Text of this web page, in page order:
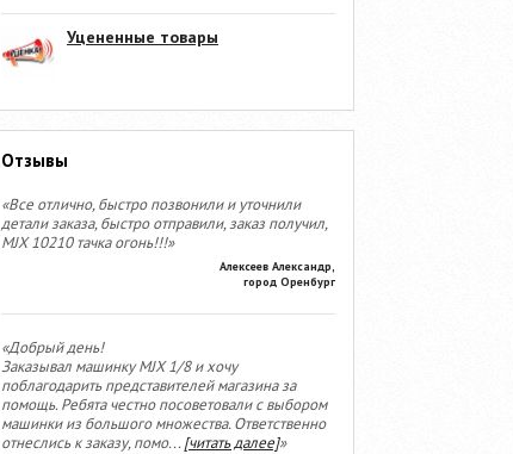
Уцененные товары
Отзывы
«Все отлично, быстро позвонили и уточнили
детали заказа, быстро отправили, заказ получил,
MJX 10210 тачка огонь!!!»
Алексеев Александр,
город Оренбург
«Добрый день!
Заказывал машинку MJX 1/8 и хочу
поблагодарить представителей магазина за
помощь. Ребята честно посоветовали с выбором
машинки из большого множества. Ответственно
отнеслись к заказу, помо...[читать далее]»